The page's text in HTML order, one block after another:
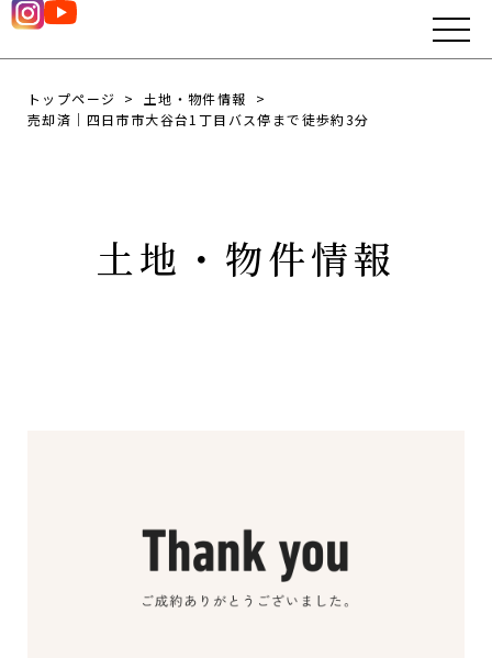
トップページ
土地・物件情報
売却済｜四日市市大谷台1丁目バス停まで徒歩約3分
土地・物件情報